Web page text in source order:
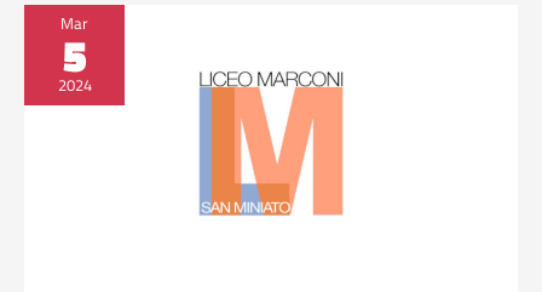
Mar
5
2024
Progetto
acquetour